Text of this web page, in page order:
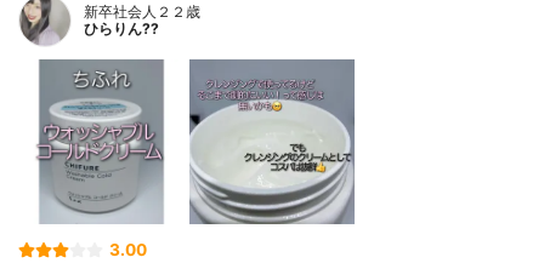
新卒社会人２２歳
ひらりん??
3.00